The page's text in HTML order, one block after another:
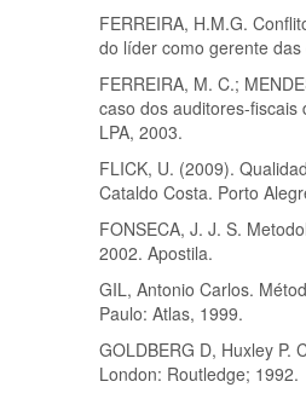
FERREIRA, H.M.G.
do líder como gerente
FERREIRA, M. C.;
caso dos auditores-
LPA, 2003.
FLICK, U. (2009).
Cataldo Costa. Porto
FONSECA, J. J. S.
2002. Apostila.
GIL, Antonio Carlos.
Paulo: Atlas, 1999.
GOLDBERG D, Huxley P.
London: Routledge; 1992.